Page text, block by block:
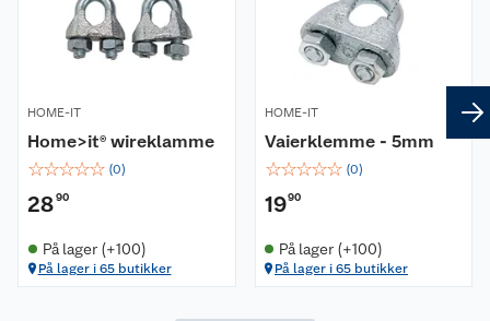
HOME-IT
Home>it® wireklamme
☆☆☆☆☆ (0)
2890
På lager (+100)
På lager i 65 butikker
HOME-IT
Vaierklemme - 5mm
☆☆☆☆☆ (0)
1990
På lager (+100)
På lager i 65 butikker
Kontakt oss
Ofte stilte spørsmål
Leie tilhenger
Våre kjeder
Cookies
Bærekraft
Åpent kjøp
Retur av el-avfall
Oppussing med innemaling
Et varmere hjem
Gulv